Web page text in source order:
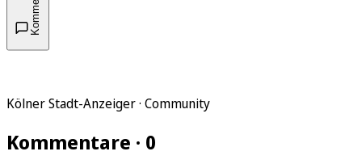
Kölner Stadt-Anzeiger · Community
Kommentare · 0